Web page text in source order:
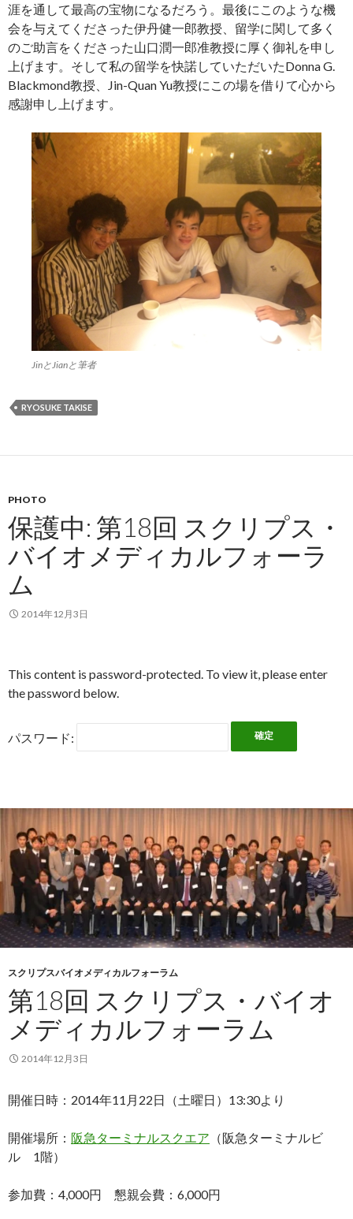
涯を通して最高の宝物になるだろう。最後にこのような機
会を与えてくださった伊丹健一郎教授、留学に関して多く
のご助言をくださった山口潤一郎准教授に厚く御礼を申し
上げます。そして私の留学を快諾していただいたDonna G.
Blackmond教授、Jin-Quan Yu教授にこの場を借りて心から
感謝申し上げます。
JinとJianと筆者
RYOSUKE TAKISE
PHOTO
保護中: 第18回 スクリプス・
バイオメディカルフォーラ
ム
2014年12月3日
This content is password-protected. To view it, please enter
the password below.
パスワード:
スクリプスバイオメディカルフォーラム
第18回 スクリプス・バイオ
メディカルフォーラム
2014年12月3日
開催日時：2014年11月22日（土曜日）13:30より
開催場所： 阪急ターミナルスクエア （阪急ターミナルビ
ル 1階）
参加費：4,000円 懇親会費：6,000円